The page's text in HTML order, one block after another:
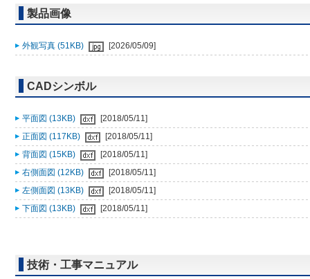
製品画像
外観写真 (51KB) [2026/05/09]
CADシンボル
平面図 (13KB)
[2018/05/11]
正面図 (117KB)
[2018/05/11]
背面図 (15KB)
[2018/05/11]
右側面図 (12KB)
[2018/05/11]
左側面図 (13KB)
[2018/05/11]
下面図 (13KB)
[2018/05/11]
技術・工事マニュアル